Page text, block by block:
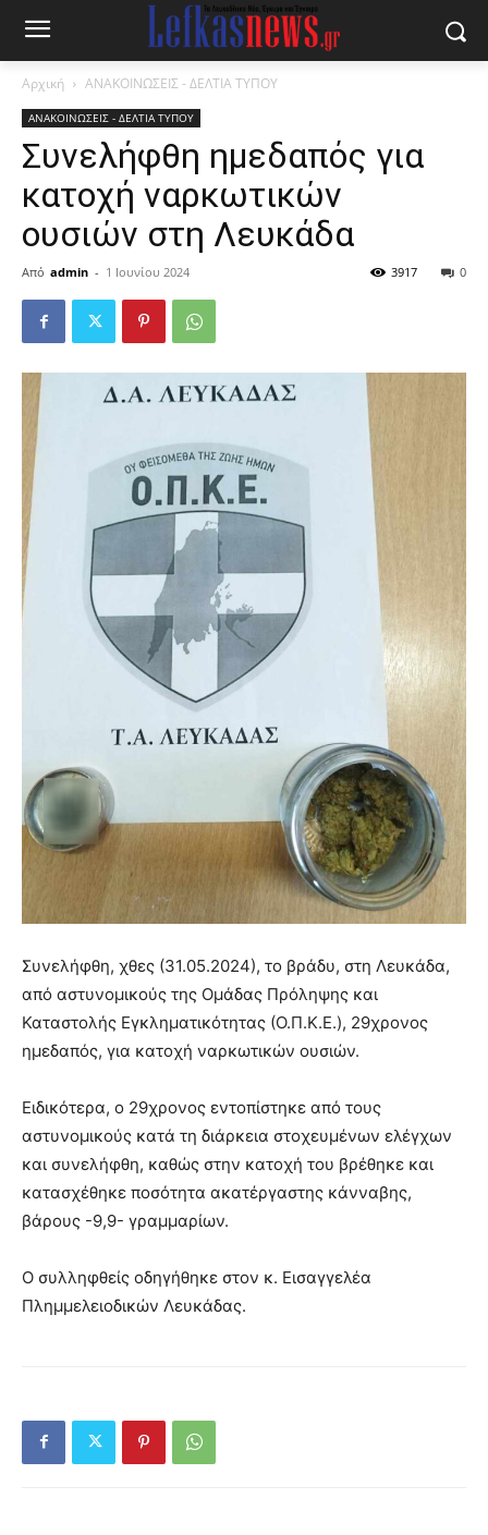
Αρχική ΑΝΑΚΟΙΝΩΣΕΙΣ - ΔΕΛΤΙΑ ΤΥΠΟΥ
ΑΝΑΚΟΙΝΩΣΕΙΣ - ΔΕΛΤΙΑ ΤΥΠΟΥ
Συνελήφθη ημεδαπός για
κατοχή ναρκωτικών
ουσιών στη Λευκάδα
Από admin - 1 Ιουνίου 2024 0
3917
Συνελήφθη, χθες (31.05.2024), το βράδυ, στη Λευκάδα,
από αστυνομικούς της Ομάδας Πρόληψης και
Καταστολής Εγκληματικότητας (Ο.Π.Κ.Ε.), 29χρονος
ημεδαπός, για κατοχή ναρκωτικών ουσιών.
Ειδικότερα, ο 29χρονος εντοπίστηκε από τους
αστυνομικούς κατά τη διάρκεια στοχευμένων ελέγχων
και συνελήφθη, καθώς στην κατοχή του βρέθηκε και
κατασχέθηκε ποσότητα ακατέργαστης κάνναβης,
βάρους -9,9- γραμμαρίων.
Ο συλληφθείς οδηγήθηκε στον κ. Εισαγγελέα
Πλημμελειοδικών Λευκάδας.